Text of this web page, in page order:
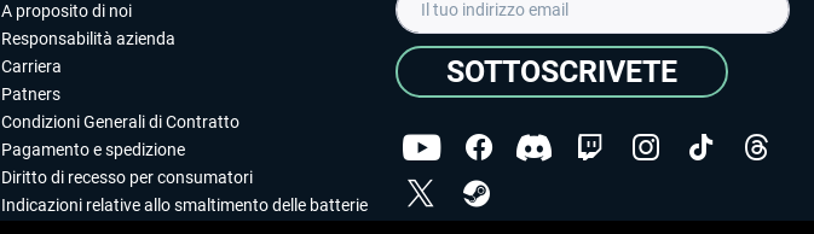
A proposito di noi
Responsabilità azienda
Carriera
Patners
Condizioni Generali di Contratto
Pagamento e spedizione
Diritto di recesso per consumatori
Indicazioni relative allo smaltimento delle batterie
SOTTOSCRIVETE